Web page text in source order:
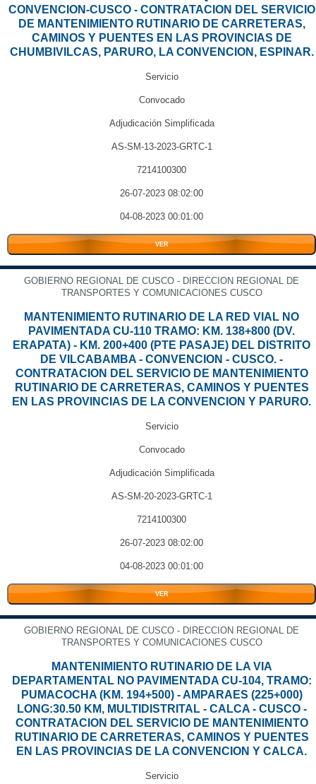
CONVENCION-CUSCO - CONTRATACION DEL SERVICIO
DE MANTENIMIENTO RUTINARIO DE CARRETERAS,
CAMINOS Y PUENTES EN LAS PROVINCIAS DE
CHUMBIVILCAS, PARURO, LA CONVENCION, ESPINAR.
Servicio
Convocado
Adjudicación Simplificada
AS-SM-13-2023-GRTC-1
7214100300
26-07-2023 08:02:00
04-08-2023 00:01:00
VER
GOBIERNO REGIONAL DE CUSCO - DIRECCION REGIONAL DE
TRANSPORTES Y COMUNICACIONES CUSCO
MANTENIMIENTO RUTINARIO DE LA RED VIAL NO
PAVIMENTADA CU-110 TRAMO: KM. 138+800 (DV.
ERAPATA) - KM. 200+400 (PTE PASAJE) DEL DISTRITO
DE VILCABAMBA - CONVENCION - CUSCO. -
CONTRATACION DEL SERVICIO DE MANTENIMIENTO
RUTINARIO DE CARRETERAS, CAMINOS Y PUENTES
EN LAS PROVINCIAS DE LA CONVENCION Y PARURO.
Servicio
Convocado
Adjudicación Simplificada
AS-SM-20-2023-GRTC-1
7214100300
26-07-2023 08:02:00
04-08-2023 00:01:00
VER
GOBIERNO REGIONAL DE CUSCO - DIRECCION REGIONAL DE
TRANSPORTES Y COMUNICACIONES CUSCO
MANTENIMIENTO RUTINARIO DE LA VIA
DEPARTAMENTAL NO PAVIMENTADA CU-104, TRAMO:
PUMACOCHA (KM. 194+500) - AMPARAES (225+000)
LONG:30.50 KM, MULTIDISTRITAL - CALCA - CUSCO -
CONTRATACION DEL SERVICIO DE MANTENIMIENTO
RUTINARIO DE CARRETERAS, CAMINOS Y PUENTES
EN LAS PROVINCIAS DE LA CONVENCION Y CALCA.
Servicio